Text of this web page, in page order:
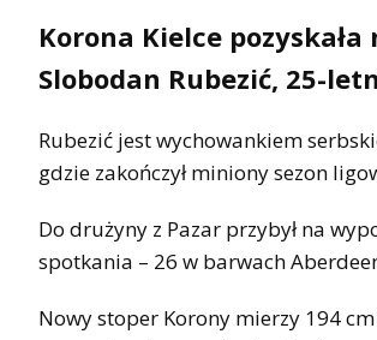
Korona Kielce
Slobodan Rubezić, 25-
Rubezić jest wychowankiem
gdzie zakończył miniony sezon
Do drużyny z Pazar przybył na
spotkania – 26 w barwach
Nowy stoper Korony mierzy 194